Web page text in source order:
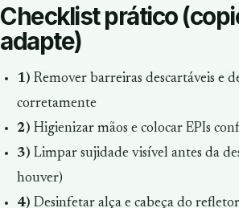
Checklist prático
adapte)
1) Remover barreiras descartáveis e
corretamente
2) Higienizar mãos e colocar EPIs
3) Limpar sujidade visível antes da
houver)
4) Desinfetar alça e cabeça do refletor